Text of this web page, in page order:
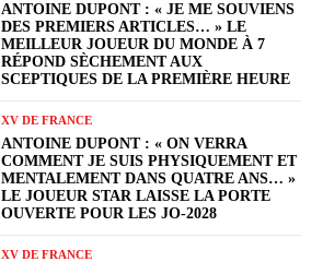
ANTOINE DUPONT : « JE ME SOUVIENS
DES PREMIERS ARTICLES… » LE
MEILLEUR JOUEUR DU MONDE À 7
RÉPOND SÈCHEMENT AUX
SCEPTIQUES DE LA PREMIÈRE HEURE
XV DE FRANCE
ANTOINE DUPONT : « ON VERRA
COMMENT JE SUIS PHYSIQUEMENT ET
MENTALEMENT DANS QUATRE ANS… »
LE JOUEUR STAR LAISSE LA PORTE
OUVERTE POUR LES JO-2028
XV DE FRANCE